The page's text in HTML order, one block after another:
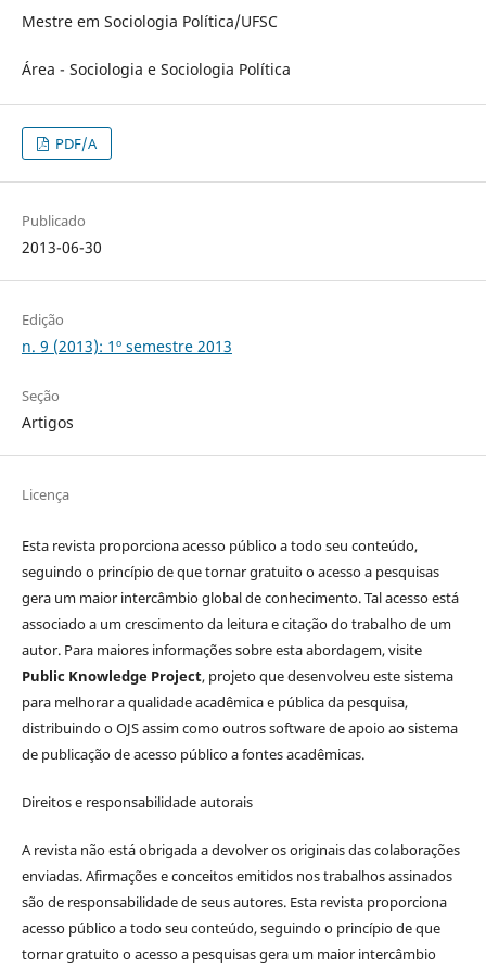
Mestre em Sociologia Política/UFSC
Área - Sociologia e Sociologia Política
PDF/A
Publicado
2013-06-30
Edição
n. 9 (2013): 1º semestre 2013
Seção
Artigos
Licença
Esta revista proporciona acesso público a todo seu conteúdo,
seguindo o princípio de que tornar gratuito o acesso a pesquisas
gera um maior intercâmbio global de conhecimento. Tal acesso está
associado a um crescimento da leitura e citação do trabalho de um
autor. Para maiores informações sobre esta abordagem, visite
Public Knowledge Project, projeto que desenvolveu este sistema
para melhorar a qualidade acadêmica e pública da pesquisa,
distribuindo o OJS assim como outros software de apoio ao sistema
de publicação de acesso público a fontes acadêmicas.
Direitos e responsabilidade autorais
A revista não está obrigada a devolver os originais das colaborações
enviadas. Afirmações e conceitos emitidos nos trabalhos assinados
são de responsabilidade de seus autores. Esta revista proporciona
acesso público a todo seu conteúdo, seguindo o princípio de que
tornar gratuito o acesso a pesquisas gera um maior intercâmbio